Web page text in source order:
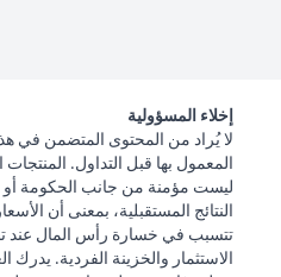
إخلاء المسؤولية
لا يُراد من المحتوى المتضمن في
المعمول بها قبل التداول.
ليست مؤمنة من جانب الحكومة أو
النتائج المستقبلية، بمعنى أن
تتسبب في خسارة رأس المال عند
الاستثمار والخزينة الفردية.